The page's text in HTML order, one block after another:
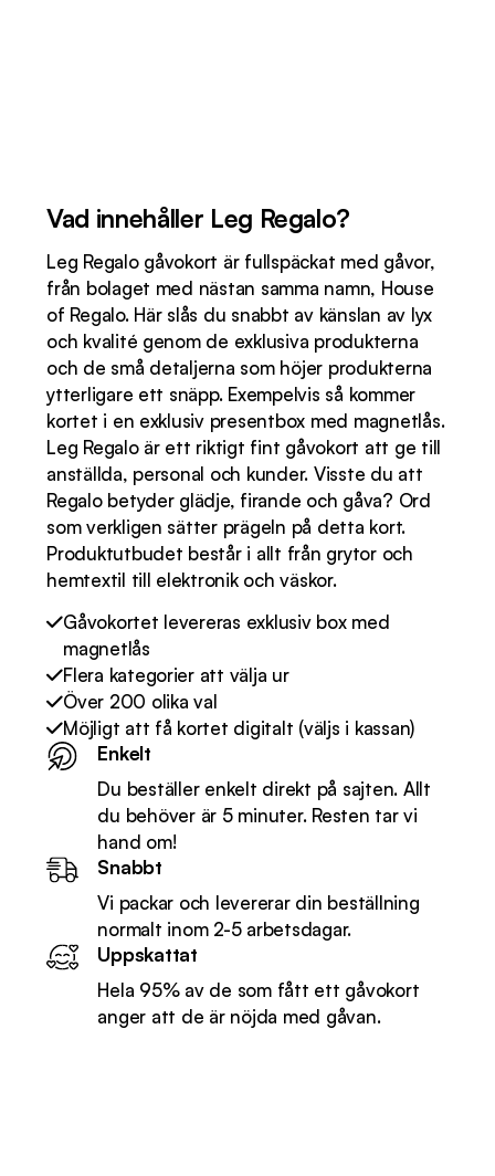
Vad innehåller Leg Regalo?
Leg Regalo gåvokort är fullspäckat med gåvor,
från bolaget med nästan samma namn, House
of Regalo. Här slås du snabbt av känslan av lyx
och kvalité genom de exklusiva produkterna
och de små detaljerna som höjer produkterna
ytterligare ett snäpp. Exempelvis så kommer
kortet i en exklusiv presentbox med magnetlås.
Leg Regalo är ett riktigt fint gåvokort att ge till
anställda, personal och kunder. Visste du att
Regalo betyder glädje, firande och gåva? Ord
som verkligen sätter prägeln på detta kort.
Produktutbudet består i allt från grytor och
hemtextil till elektronik och väskor.
Gåvokortet levereras exklusiv box med
magnetlås
Flera kategorier att välja ur
Över 200 olika val
Möjligt att få kortet digitalt (väljs i kassan)
Enkelt
Du beställer enkelt direkt på sajten. Allt
du behöver är 5 minuter. Resten tar vi
hand om!
Snabbt
Vi packar och levererar din beställning
normalt inom 2-5 arbetsdagar.
Uppskattat
Hela 95% av de som fått ett gåvokort
anger att de är nöjda med gåvan.